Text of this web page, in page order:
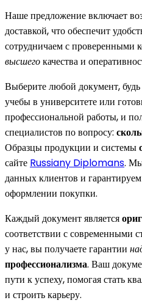
Наше предложение включает
доставкой, что обеспечит
сотрудничаем с проверенными
высшегокачества и
Выберите любой документ,
учебы в университете или
профессиональной работы, и
специалистов по вопросу:
Образцы продукции и системы
сайте Russiany Diplomans.
данных клиентов и
оформлении покупки.
Каждый документ является
соответствии с современными
у нас, вы получаете гарантии
профессионализма. Ваш
пути к успеху, помогая стать
и строить карьеру.